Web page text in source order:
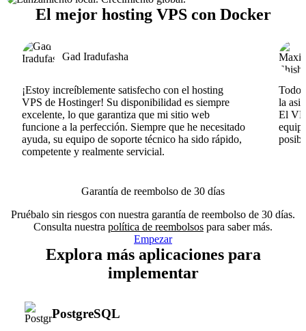
El mejor hosting VPS con Docker
Gad Iradufasha
¡Estoy increíblemente satisfecho con el hosting
VPS de Hostinger! Su disponibilidad es siempre
excelente, lo que garantiza que mi sitio web
funcione a la perfección. Siempre que he necesitado
ayuda, su equipo de soporte técnico ha sido rápido,
competente y realmente servicial.
Todo
la
El
Garantía de reembolso de 30 días
Pruébalo sin riesgos con nuestra garantía de reembolso de 30 días.
Consulta nuestra política de reembolsos para saber más.
Empezar
Explora más aplicaciones para
implementar
PostgreSQL